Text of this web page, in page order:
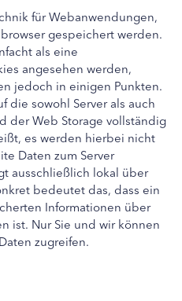
für Webanwendungen,
gespeichert werden.
als eine
angesehen werden,
jedoch in einigen Punkten.
die sowohl Server als auch
der Web Storage vollständig
es werden hierbei nicht
Daten zum Server
ausschließlich lokal über
bedeutet das, dass ein
Informationen über
ist. Nur Sie und wir können
zugreifen.